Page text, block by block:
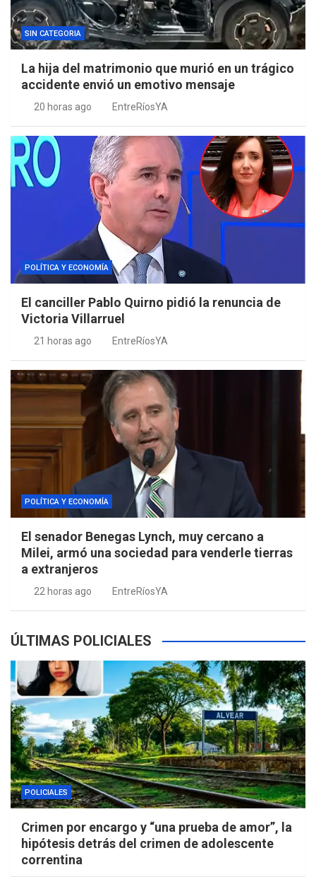
SIN CATEGORIA
La hija del matrimonio que murió en un trágico
accidente envió un emotivo mensaje
20 horas ago EntreRíosYA
POLÍTICA Y ECONOMÍA
El canciller Pablo Quirno pidió la renuncia de
Victoria Villarruel
21 horas ago EntreRíosYA
POLÍTICA Y ECONOMÍA
El senador Benegas Lynch, muy cercano a
Milei, armó una sociedad para venderle tierras
a extranjeros
22 horas ago EntreRíosYA
ÚLTIMAS POLICIALES
POLICIALES
Crimen por encargo y “una prueba de amor”, la
hipótesis detrás del crimen de adolescente
correntina